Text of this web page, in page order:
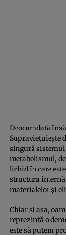
Deocamdată
Supraviețuiește
singură sistemul
metabolismul,
lichid în care
structura internă
materialelor și
Chiar și așa,
reprezintă o
este să putem